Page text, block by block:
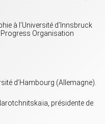
à l’Université d’Innsbruck
Progress Organisation
d’Hambourg (Allemagne).
présidente de